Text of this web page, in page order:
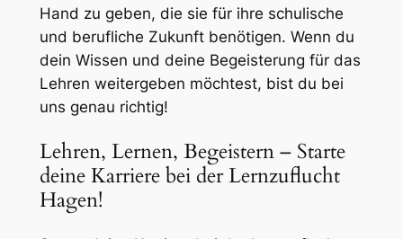
Hand zu geben, die sie für ihre schulische
und berufliche Zukunft benötigen. Wenn du
dein Wissen und deine Begeisterung für das
Lehren weitergeben möchtest, bist du bei
uns genau richtig!
Lehren, Lernen, Begeistern – Starte
deine Karriere bei der Lernzuflucht
Hagen!